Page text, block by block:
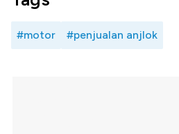
#motor #penjualan anjlok